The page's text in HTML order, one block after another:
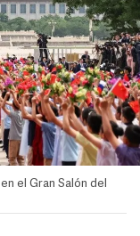
el Gran Salón del